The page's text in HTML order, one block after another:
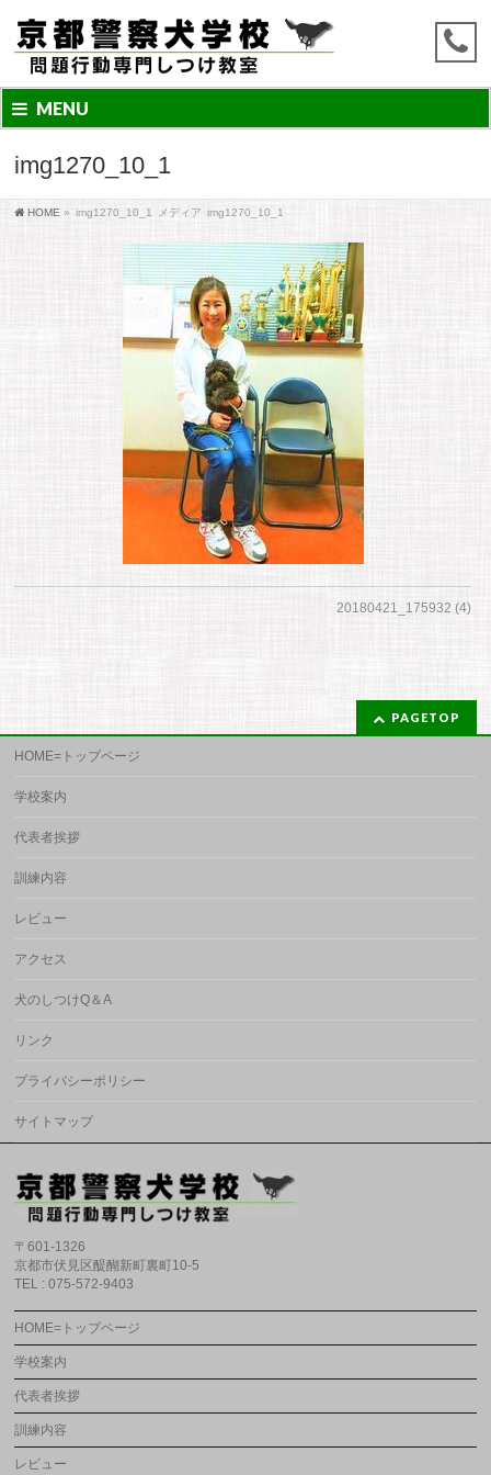
MENU
img1270_10_1
HOME » img1270_10_1 メディア img1270_10_1
20180421_175932 (4)
PAGETOP
HOME=トップページ
学校案内
代表者挨拶
訓練内容
レビュー
アクセス
犬のしつけQ＆A
リンク
プライバシーポリシー
サイトマップ
〒601-1326
京都市伏見区醍醐新町裏町10-5
TEL : 075-572-9403
HOME=トップページ
学校案内
代表者挨拶
訓練内容
レビュー